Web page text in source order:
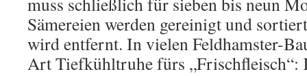
Sämereien werden gereinigt und
wird entfernt. In vielen Feldhamster-
Art Tiefkühltruhe fürs „Frischfleisch“: